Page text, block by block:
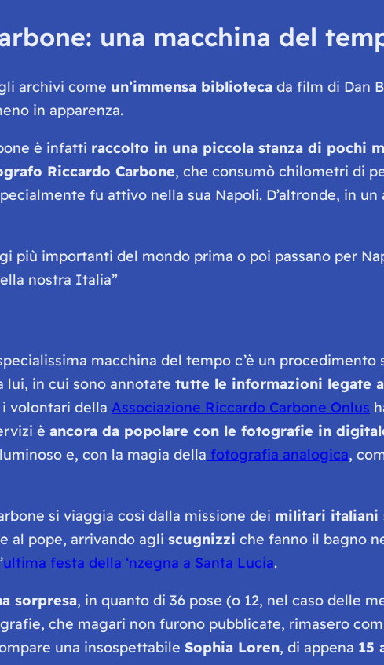
una macchina del
archivi come un’immensa bibliotecada film di Dan
in apparenza.
è infatti raccolto in una piccola stanza di pochi
Riccardo Carbone, che consumò chilometri di
fu attivo nella sua Napoli. D’altronde, in
più importanti del mondo prima o poi passano per
nostra Italia”
macchina del tempo c’è un
lui, in cui sono annotate tutte le informazioni legate
volontari della Associazione Riccardo Carbone Onlus
è ancora da popolare con le fotografie in
e, con la magia della fotografia analogica,
si viaggia così dalla missione dei militari italiani
al pope, arrivando agli scugnizzi che fanno il bagno
ultima festa della ‘nzegna a Santa Lucia.
sorpresa, in quanto di 36 pose (o 12, nel caso delle
che magari non furono pubblicate, rimasero
una insospettabile Sophia Loren, di appena 15